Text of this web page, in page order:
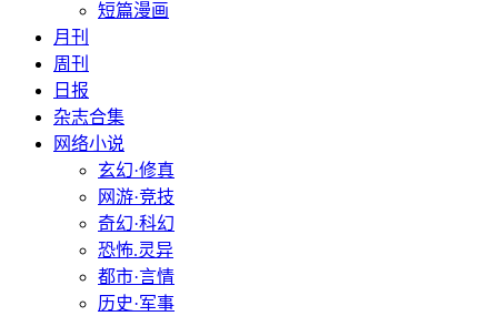
短篇漫画
月刊
周刊
日报
杂志合集
网络小说
玄幻·修真
网游·竞技
奇幻·科幻
恐怖.灵异
都市·言情
历史·军事